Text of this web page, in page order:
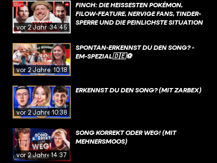
vor 2 Jahren34:45
FINCH: DIE HEISSESTEN POKÉMON, F
ILOW-FEATURE, NERVIGE FANS, TINDER-S
PERRE UND DIE PEINLICHSTE SITUATION
vor 2 Jahren10:18
SPONTAN-ERKENNST DU DEN SONG? -
EM-SPEZIAL🇩🇪⚽
vor 2 Jahren10:38
ERKENNST DU DEN SONG? (MIT ZARBEX)
vor 2 Jahren14:37
SONG KORREKT ODER WEG! (MIT
MEHNERSMOOS)